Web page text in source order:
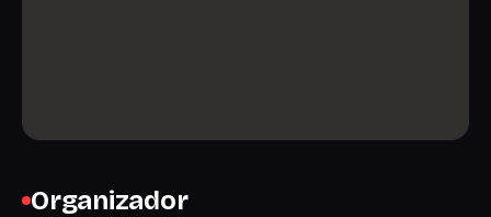
Organizador